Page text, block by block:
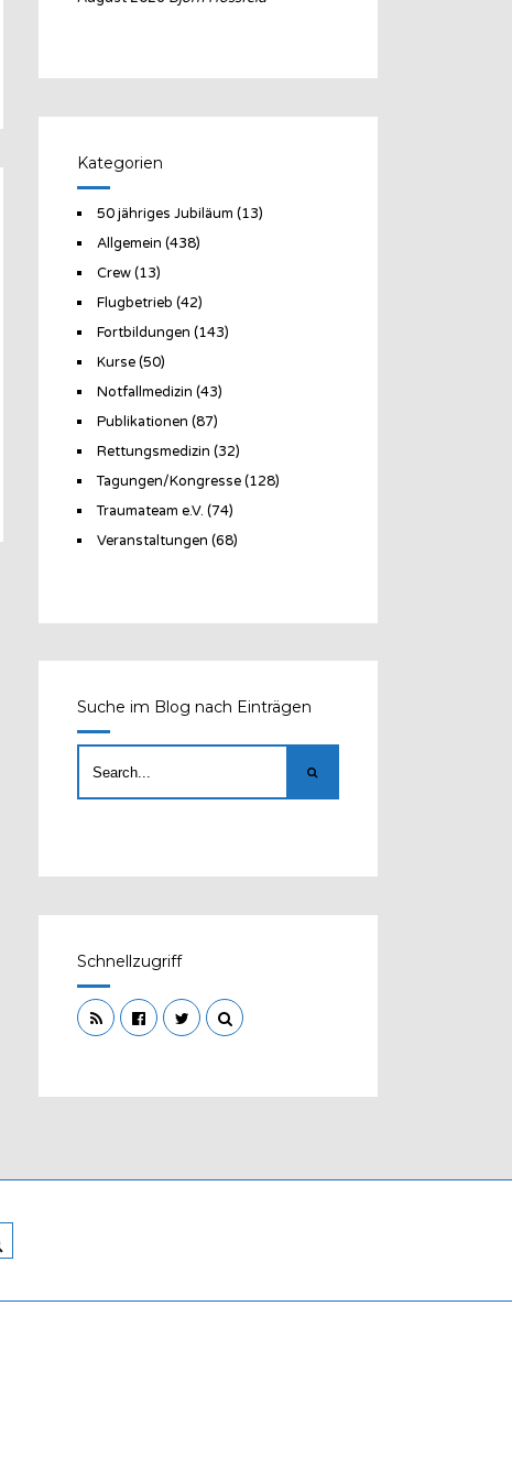
Kategorien
50 jähriges Jubiläum (13)
Allgemein (438)
Crew(13)
Flugbetrieb (42)
Fortbildungen (143)
Kurse(50)
Notfallmedizin (43)
Publikationen (87)
Rettungsmedizin (32)
Tagungen/Kongresse(128)
Traumateam e.V. (74)
Veranstaltungen (68)
Suche im Blog nach Einträgen
Schnellzugriff